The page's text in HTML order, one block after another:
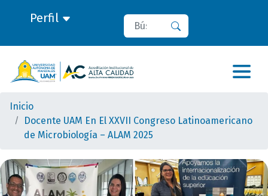
Perfil Buscar
Inicio
Docente UAM En El XXVII Congreso Latinoamericano
de Microbiología – ALAM 2025